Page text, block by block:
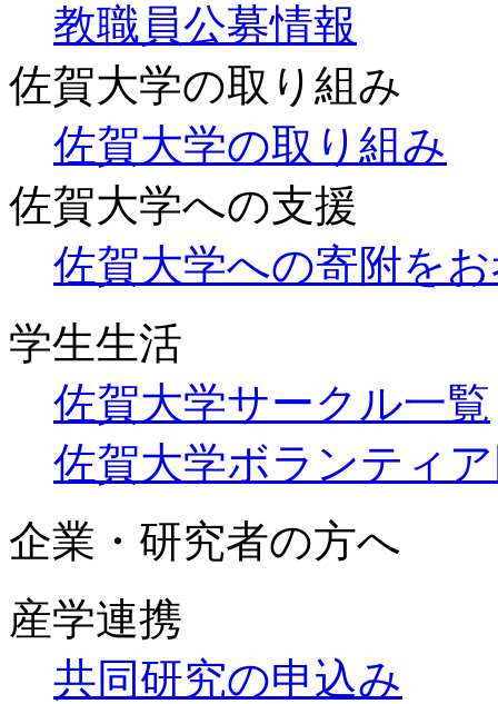
教職員公募情報
佐賀大学の取り組み
佐賀大学の取り組み
佐賀大学への支援
佐賀大学への寄附を
学生生活
佐賀大学サークル一覧
佐賀大学ボランティ
企業・研究者の方へ
産学連携
共同研究の申込み